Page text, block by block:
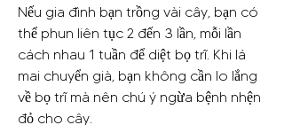
Nếu gia đình bạn trồng vài cây, bạn có
thể phun liên tục 2 đến 3 lần, mỗi lần
cách nhau 1 tuần để diệt bọ trĩ. Khi lá
mai chuyển già, bạn không cần lo lắng
về bọ trĩ mà nên chú ý ngừa bệnh nhện
đỏ cho cây.